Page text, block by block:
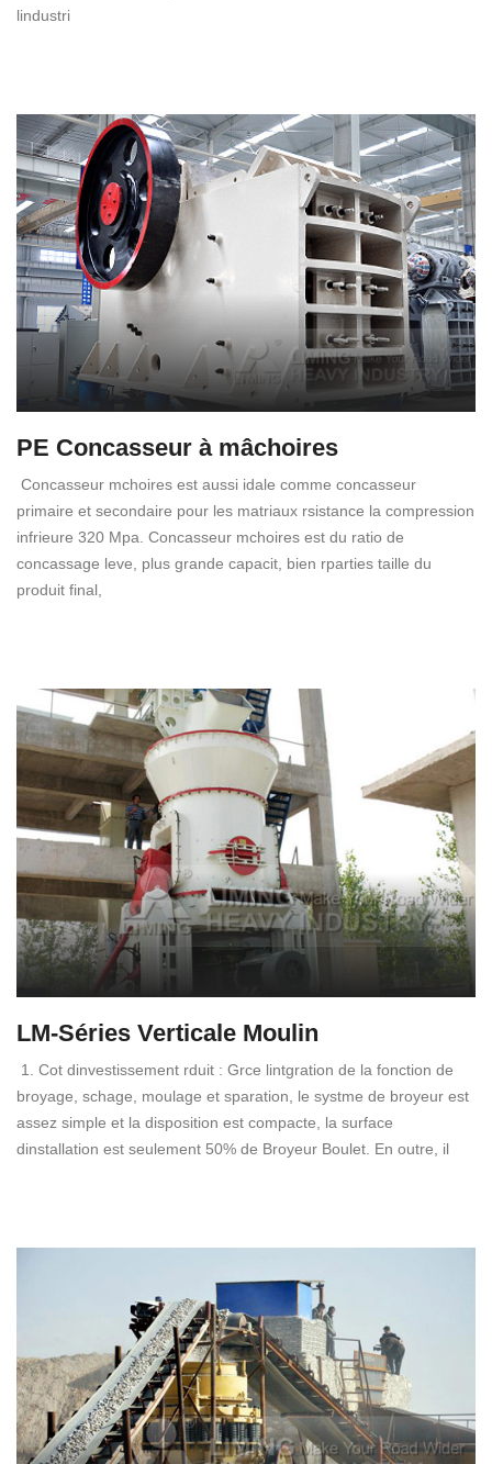
lindustri
PE Concasseur à mâchoires
Concasseur mchoires est aussi idale comme concasseur
primaire et secondaire pour les matriaux rsistance la compression
infrieure 320 Mpa. Concasseur mchoires est du ratio de
concassage leve, plus grande capacit, bien rparties taille du
produit final,
LM-Séries Verticale Moulin
1. Cot dinvestissement rduit : Grce lintgration de la fonction de
broyage, schage, moulage et sparation, le systme de broyeur est
assez simple et la disposition est compacte, la surface
dinstallation est seulement 50% de Broyeur Boulet. En outre, il